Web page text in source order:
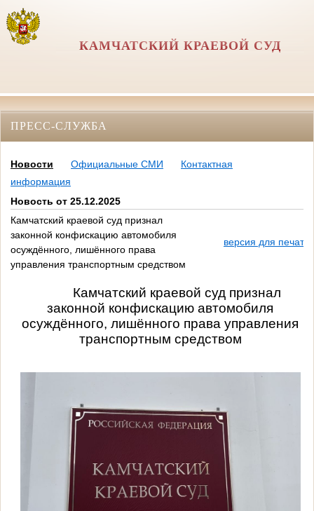
КАМЧАТСКИЙ КРАЕВОЙ СУД
ПРЕСС-СЛУЖБА
Новости Официальные СМИ
Контактная
информация
Новость от 25.12.2025
Камчатский краевой суд признал
законной конфискацию автомобиля
осуждённого, лишённого права
управления транспортным средством
версия для печати
Камчатский краевой суд признал
законной конфискацию автомобиля
осуждённого, лишённого права управления
транспортным средством